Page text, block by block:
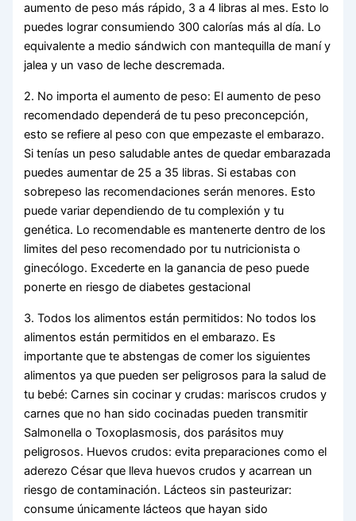
aumento de peso más rápido, 3 a 4 libras al mes. Esto lo
puedes lograr consumiendo 300 calorías más al día. Lo
equivalente a medio sándwich con mantequilla de maní y
jalea y un vaso de leche descremada.
2. No importa el aumento de peso: El aumento de peso
recomendado dependerá de tu peso preconcepción,
esto se refiere al peso con que empezaste el embarazo.
Si tenías un peso saludable antes de quedar embarazada
puedes aumentar de 25 a 35 libras. Si estabas con
sobrepeso las recomendaciones serán menores. Esto
puede variar dependiendo de tu complexión y tu
genética. Lo recomendable es mantenerte dentro de los
limites del peso recomendado por tu nutricionista o
ginecólogo. Excederte en la ganancia de peso puede
ponerte en riesgo de diabetes gestacional
3. Todos los alimentos están permitidos: No todos los
alimentos están permitidos en el embarazo. Es
importante que te abstengas de comer los siguientes
alimentos ya que pueden ser peligrosos para la salud de
tu bebé: Carnes sin cocinar y crudas: mariscos crudos y
carnes que no han sido cocinadas pueden transmitir
Salmonella o Toxoplasmosis, dos parásitos muy
peligrosos. Huevos crudos: evita preparaciones como el
aderezo César que lleva huevos crudos y acarrean un
riesgo de contaminación. Lácteos sin pasteurizar:
consume únicamente lácteos que hayan sido